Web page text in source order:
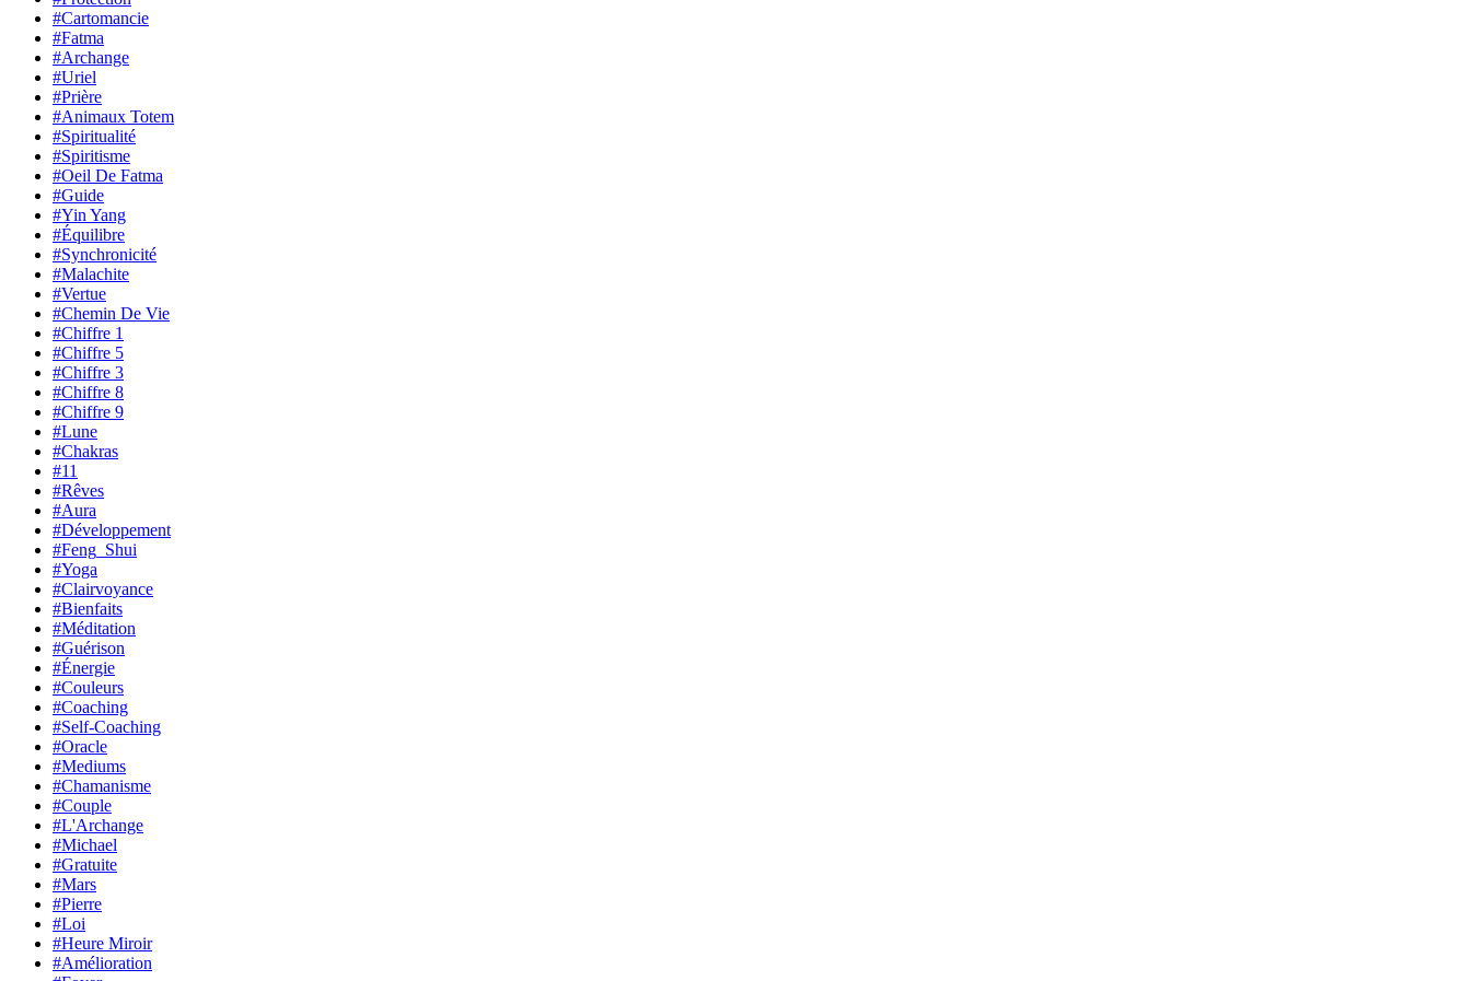
#Cartomancie
#Fatma
#Archange
#Uriel
#Prière
#Animaux Totem
#Spiritualité
#Spiritisme
#Oeil De Fatma
#Guide
#Yin Yang
#Équilibre
#Synchronicité
#Malachite
#Vertue
#Chemin De Vie
#Chiffre 1
#Chiffre 5
#Chiffre 3
#Chiffre 8
#Chiffre 9
#Lune
#Chakras
#11
#Rêves
#Aura
#Développement
#Feng_Shui
#Yoga
#Clairvoyance
#Bienfaits
#Méditation
#Guérison
#Énergie
#Couleurs
#Coaching
#Self-Coaching
#Oracle
#Mediums
#Chamanisme
#Couple
#L'Archange
#Michael
#Gratuite
#Mars
#Pierre
#Loi
#Heure Miroir
#Amélioration